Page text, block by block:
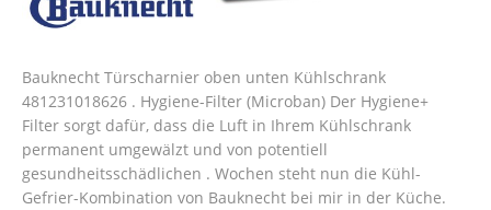
Bauknecht Türscharnier oben unten Kühlschrank
481231018626 . Hygiene-Filter (Microban) Der Hygiene+
Filter sorgt dafür, dass die Luft in Ihrem Kühlschrank
permanent umgewälzt und von potentiell
gesundheitsschädlichen . Wochen steht nun die Kühl-
Gefrier-Kombination von Bauknecht bei mir in der Küche.